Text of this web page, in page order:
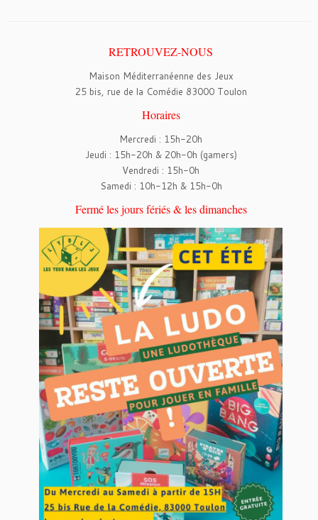
RETROUVEZ-NOUS
Maison Méditerranéenne des Jeux
25 bis, rue de la Comédie 83000 Toulon
Horaires
Mercredi : 15h-20h
Jeudi : 15h-20h & 20h-0h (gamers)
Vendredi : 15h-0h
Samedi : 10h-12h & 15h-0h
Fermé les jours fériés & les dimanches